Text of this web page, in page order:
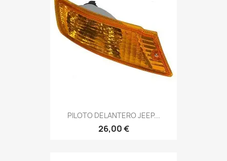
PILOTO DELANTERO JEEP...
26,00 €